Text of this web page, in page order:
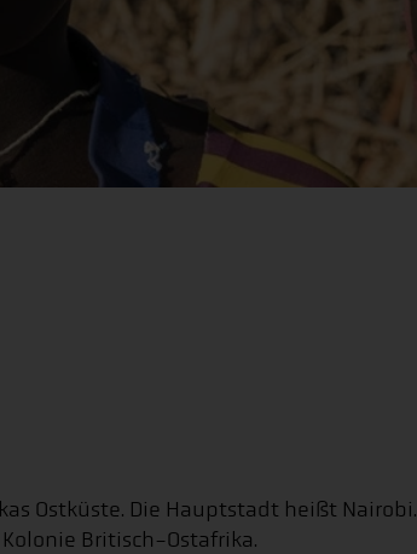
Ostküste. Die Hauptstadt heißt Nairobi.
Britisch-Ostafrika.